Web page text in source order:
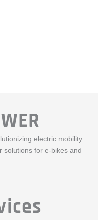
electric mobility
solutions for e-bikes and